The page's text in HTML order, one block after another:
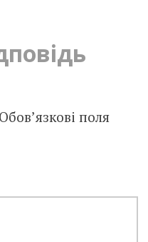
Обов’язкові поля